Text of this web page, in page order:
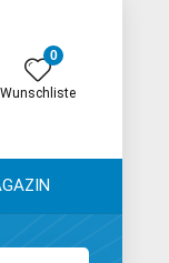
0
Wunschliste